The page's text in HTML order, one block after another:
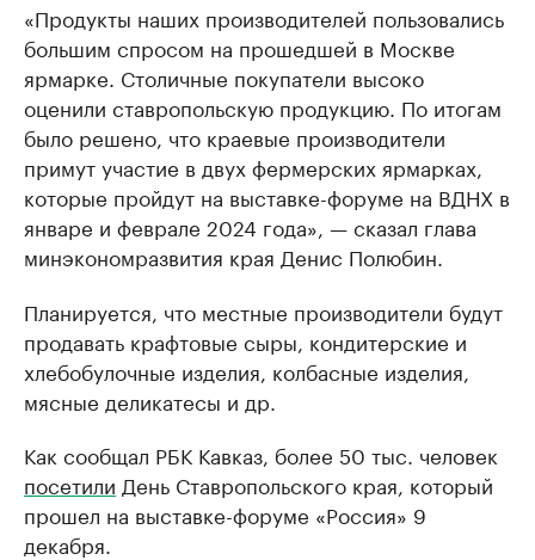
«Продукты наших производителей пользовались
большим спросом на прошедшей в Москве
ярмарке. Столичные покупатели высоко
оценили ставропольскую продукцию. По итогам
было решено, что краевые производители
примут участие в двух фермерских ярмарках,
которые пройдут на выставке-форуме на ВДНХ в
январе и феврале 2024 года», — сказал глава
минэкономразвития края Денис Полюбин.
Планируется, что местные производители будут
продавать крафтовые сыры, кондитерские и
хлебобулочные изделия, колбасные изделия,
мясные деликатесы и др.
Как сообщал РБК Кавказ, более 50 тыс. человек
посетили День Ставропольского края, который
прошел на выставке-форуме «Россия» 9
декабря.